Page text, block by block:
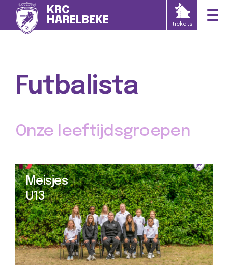
KRC
HARELBEKE
tickets
Futbalista
Onze leeftijdsgroepen
Meisjes
U13